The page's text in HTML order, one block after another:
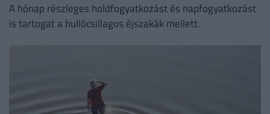
A hónap részleges holdfogyatkozást és napfogyatkozást
is tartogat a hullócsillagos éjszakák mellett.